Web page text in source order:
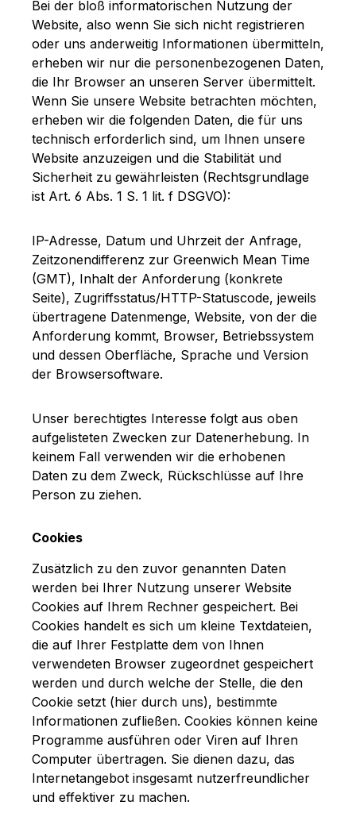
Bei der bloß informatorischen Nutzung der
Website, also wenn Sie sich nicht registrieren
oder uns anderweitig Informationen übermitteln,
erheben wir nur die personenbezogenen Daten,
die Ihr Browser an unseren Server übermittelt.
Wenn Sie unsere Website betrachten möchten,
erheben wir die folgenden Daten, die für uns
technisch erforderlich sind, um Ihnen unsere
Website anzuzeigen und die Stabilität und
Sicherheit zu gewährleisten (Rechtsgrundlage
ist Art. 6 Abs. 1 S. 1 lit. f DSGVO):
IP-Adresse, Datum und Uhrzeit der Anfrage,
Zeitzonendifferenz zur Greenwich Mean Time
(GMT), Inhalt der Anforderung (konkrete
Seite), Zugriffsstatus/HTTP-Statuscode, jeweils
übertragene Datenmenge, Website, von der die
Anforderung kommt, Browser, Betriebssystem
und dessen Oberfläche, Sprache und Version
der Browsersoftware.
Unser berechtigtes Interesse folgt aus oben
aufgelisteten Zwecken zur Datenerhebung. In
keinem Fall verwenden wir die erhobenen
Daten zu dem Zweck, Rückschlüsse auf Ihre
Person zu ziehen.
Cookies
Zusätzlich zu den zuvor genannten Daten
werden bei Ihrer Nutzung unserer Website
Cookies auf Ihrem Rechner gespeichert. Bei
Cookies handelt es sich um kleine Textdateien,
die auf Ihrer Festplatte dem von Ihnen
verwendeten Browser zugeordnet gespeichert
werden und durch welche der Stelle, die den
Cookie setzt (hier durch uns), bestimmte
Informationen zufließen. Cookies können keine
Programme ausführen oder Viren auf Ihren
Computer übertragen. Sie dienen dazu, das
Internetangebot insgesamt nutzerfreundlicher
und effektiver zu machen.